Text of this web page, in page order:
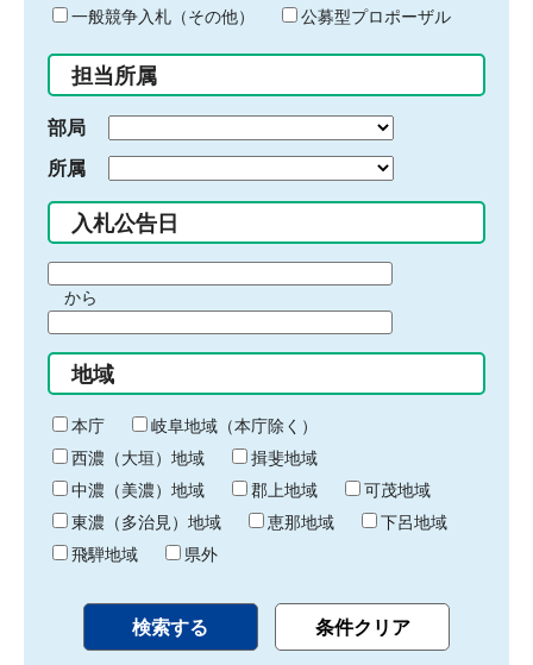
ド
入
力
一般競争入札（その他）
公募型プロポーザル
担当所属
部局
所属
入札公告日
間
始
り
から
間
終
わ
り
地域
本庁
岐阜地域（本庁除く）
西濃（大垣）地域
揖斐地域
中濃（美濃）地域
郡上地域
可茂地域
東濃（多治見）地域
恵那地域
下呂地域
飛騨地域
県外